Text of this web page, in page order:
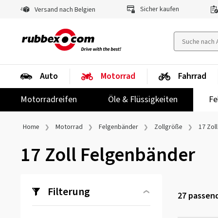
Versand nach Belgien Sicher kaufen
Auto
Motorrad
Motorradreifen
Öle & Flüssigkeiten
Fahrrad
Home Motorrad Felgenbänder Zollgröße 17 Zoll
17 Zoll Felgenbänder
Filterung 27